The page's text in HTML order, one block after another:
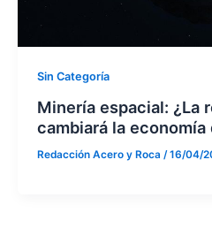
Sin Categoría
Minería espacial: ¿La
cambiará la economía
Redacción Acero y Roca /16/04/